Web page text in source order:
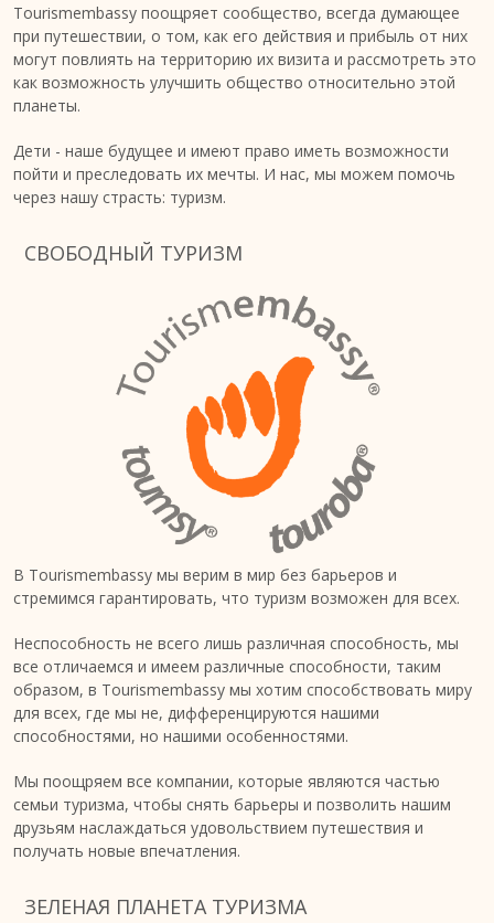
Tourismembassy поощряет сообщество, всегда думающее
при путешествии, о том, как его действия и прибыль от них
могут повлиять на территорию их визита и рассмотреть это
как возможность улучшить общество относительно этой
планеты.
Дети - наше будущее и имеют право иметь возможности
пойти и преследовать их мечты. И нас, мы можем помочь
через нашу страсть: туризм.
СВОБОДНЫЙ ТУРИЗМ
В Tourismembassy мы верим в мир без барьеров и
стремимся гарантировать, что туризм возможен для всех.
Неспособность не всего лишь различная способность, мы
все отличаемся и имеем различные способности, таким
образом, в Tourismembassy мы хотим способствовать миру
для всех, где мы не, дифференцируются нашими
способностями, но нашими особенностями.
Мы поощряем все компании, которые являются частью
семьи туризма, чтобы снять барьеры и позволить нашим
друзьям наслаждаться удовольствием путешествия и
получать новые впечатления.
ЗЕЛЕНАЯ ПЛАНЕТА ТУРИЗМА